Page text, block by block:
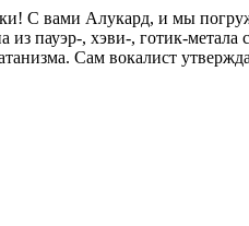
С вами Алукард, и мы
пауэр-, хэви-, готик-
Сам вокалист